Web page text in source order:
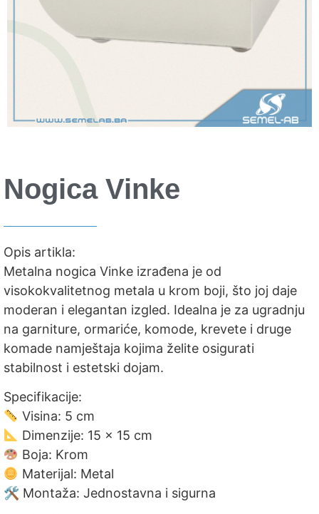
Nogica Vinke
Opis artikla:
Metalna nogica Vinke izrađena je od
visokokvalitetnog metala u krom boji, što joj daje
moderan i elegantan izgled. Idealna je za ugradnju
na garniture, ormariće, komode, krevete i druge
komade namještaja kojima želite osigurati
stabilnost i estetski dojam.
Specifikacije:
Visina: 5 cm
Dimenzije: 15 × 15 cm
Boja: Krom
Materijal: Metal
🛠 Montaža: Jednostavna i sigurna